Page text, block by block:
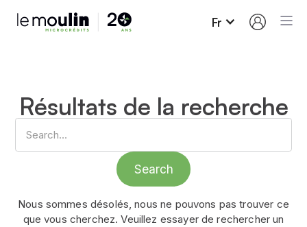
Fr
Résultats de la recherche
Nous sommes désolés, nous ne pouvons pas trouver ce
que vous cherchez. Veuillez essayer de rechercher un